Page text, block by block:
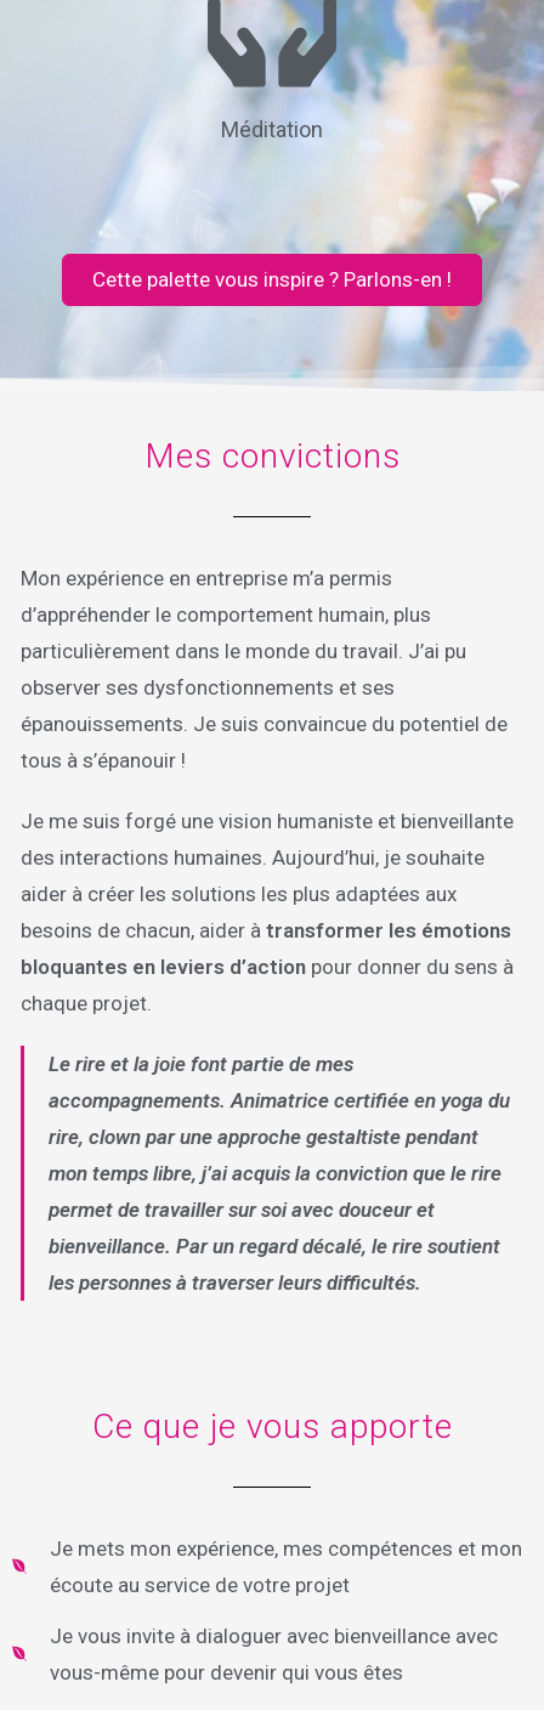
Méditation
Cette palette vous inspire ? Parlons-en !
Mes convictions
Mon expérience en entreprise m’a permis
d’appréhender le comportement humain, plus
particulièrement dans le monde du travail. J’ai pu
observer ses dysfonctionnements et ses
épanouissements. Je suis convaincue du potentiel de
tous à s’épanouir !
Je me suis forgé une vision humaniste et bienveillante
des interactions humaines. Aujourd’hui, je souhaite
aider à créer les solutions les plus adaptées aux
besoins de chacun, aider à transformer les émotions
bloquantes en leviers d’action pour donner du sens à
chaque projet.
Le rire et la joie font partie de mes
accompagnements. Animatrice certifiée en yoga du
rire, clown par une approche gestaltiste pendant
mon temps libre, j’ai acquis la conviction que le rire
permet de travailler sur soi avec douceur et
bienveillance. Par un regard décalé, le rire soutient
les personnes à traverser leurs difficultés.
Ce que je vous apporte
Je mets mon expérience, mes compétences et mon
écoute au service de votre projet
Je vous invite à dialoguer avec bienveillance avec
vous-même pour devenir qui vous êtes